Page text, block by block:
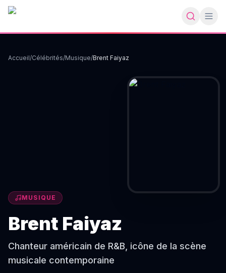
Accueil/Célébrités/Musique/Brent Faiyaz
MUSIQUE
Brent Faiyaz
Chanteur américain de R&B, icône de la scène
musicale contemporaine